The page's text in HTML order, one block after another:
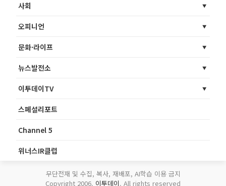
사회
오피니언
문화·라이프
뉴스발전소
이투데이TV
스페셜리포트
Channel 5
위너스IR클럽
무단전재 및 수집, 복사, 재배포, AI학습 이용 금지
Copyright 2006. 이투데이. All rights reserved